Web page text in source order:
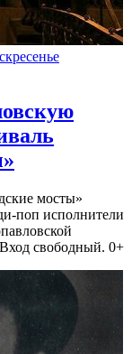
мосты»
поп исполнители
свободный. 0+